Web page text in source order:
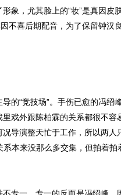
象，尤其脸上的“妆”是真因皮
不喜后期配音，为了保留钟汉
的“竞技场”。手伤已愈的冯绍
戏外跟陈柏霖的关系都很不容
导演整天忙于工作，所以两人
系本来没那么多交集，但拍着拍